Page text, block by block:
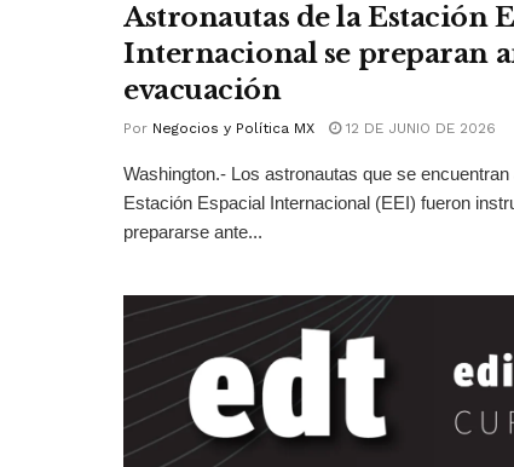
Astronautas de la Estación
Internacional se preparan
evacuación
Por Negocios y Política MX 12 DE JUNIO DE 2026
Washington.- Los astronautas que se encuentran
Estación Espacial Internacional (EEI) fueron
prepararse ante...